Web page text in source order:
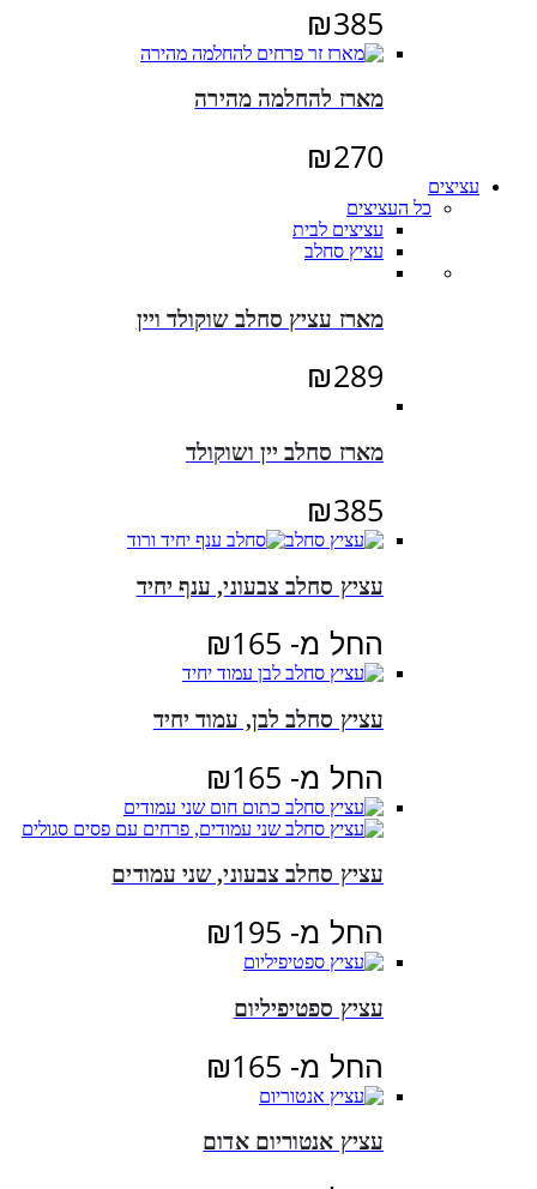
₪385
מארז להחלמה מהירה
₪270
עציצים
כל העציצים
עציצים לבית
עציץ סחלב
מארז עציץ סחלב שוקולד ויין
₪289
מארז סחלב יין ושוקולד
₪385
עציץ סחלב צבעוני, ענף יחיד
החל מ- ₪165
עציץ סחלב לבן, עמוד יחיד
החל מ- ₪165
עציץ סחלב צבעוני, שני עמודים
החל מ- ₪195
עציץ ספטיפיליום
החל מ- ₪165
עציץ אנטוריום אדום